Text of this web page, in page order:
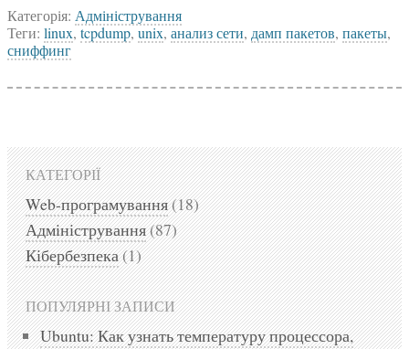
Категорія: Адміністрування
Теги: linux,tcpdump,unix,анализ сети, дамп пакетов, пакеты,
сниффинг
КАТЕГОРІЇ
Web-програмування(18)
Адміністрування(87)
Кібербезпека(1)
ПОПУЛЯРНІ ЗАПИСИ
Ubuntu: Как узнать температуру процессора,